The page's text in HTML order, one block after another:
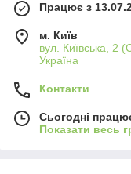
Працює з
м. Київ
вул. Київська, 2
Україна
Контакти
Сьогодні
Показати весь